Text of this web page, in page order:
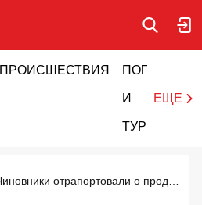
ПРОИСШЕСТВИЯ ПОГОДА
И
ТУРИЗМ
ЕЩЕ